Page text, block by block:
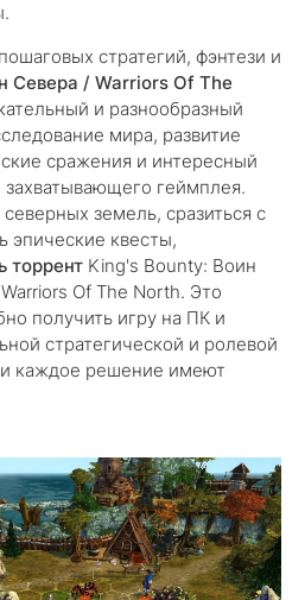
стратегий, фэнтези и
Севера / Warriors Of The
и разнообразный
мира, развитие
сражения и интересный
геймплея.
земель, сразиться с
эпические квесты,
торрент King's Bounty: Воин
Of The North. Это
получить игру на ПК и
стратегической и ролевой
каждое решение имеют